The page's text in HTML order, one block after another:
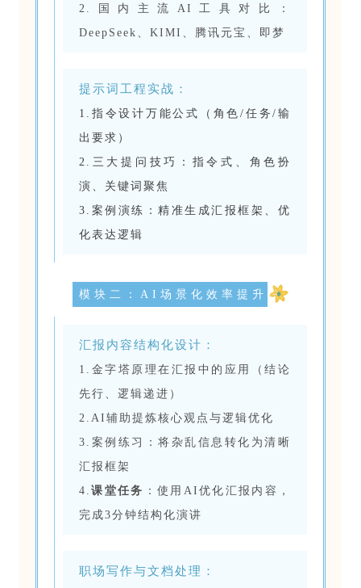
2.国内主流AI工具对比：
DeepSeek、KIMI、腾讯元宝、即梦
提示词工程实战：
1.指令设计万能公式（角色/任务/输
出要求）
2.三大提问技巧：指令式、角色扮
演、关键词聚焦
3.案例演练：精准生成汇报框架、优
化表达逻辑
模块二：AI场景化效率提升
汇报内容结构化设计：
1.金字塔原理在汇报中的应用（结论
先行、逻辑递进）
2.AI辅助提炼核心观点与逻辑优化
3.案例练习：将杂乱信息转化为清晰
汇报框架
4. 课堂任务 ：使用AI优化汇报内容，
完成3分钟结构化演讲
职场写作与文档处理：